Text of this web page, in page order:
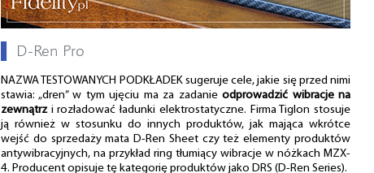
D-Ren Pro
NAZWA TESTOWANYCH PODKŁADEK sugeruje cele, jakie się przed nimi
stawia: „dren” w tym ujęciu ma za zadanie odprowadzić wibracje na
zewnątrzi rozładować ładunki elektrostatyczne. Firma Tiglon stosuje
ją również w stosunku do innych produktów, jak mająca wkrótce
wejść do sprzedaży mata D-Ren Sheet czy też elementy produktów
antywibracyjnych, na przykład ring tłumiący wibracje w nóżkach MZX-
4. Producent opisuje tę kategorię produktów jako DRS (D-Ren Series).